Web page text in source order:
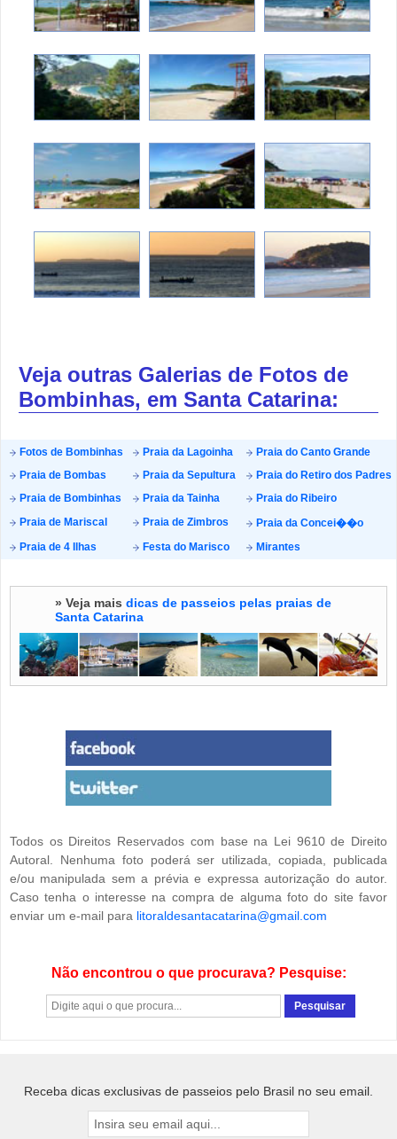
Veja outras Galerias de Fotos de
Bombinhas, em Santa Catarina:
Fotos de Bombinhas Praia da Lagoinha
Praia do Canto Grande
Praia de Bombas
Praia da Sepultura
Praia do Retiro dos Padres
Praia de Bombinhas
Praia da Tainha
Praia do Ribeiro
Praia de Mariscal
Praia de Zimbros
Praia da Concei��o
Praia de 4 Ilhas
Festa do Marisco Mirantes
» Veja mais dicas de passeios pelas praias de
Santa Catarina
Todos os Direitos Reservados com base na Lei 9610 de Direito
Autoral. Nenhuma foto poderá ser utilizada, copiada, publicada
e/ou manipulada sem a prévia e expressa autorização do autor.
Caso tenha o interesse na compra de alguma foto do site favor
enviar um e-mail para litoraldesantacatarina@gmail.com
Não encontrou o que procurava? Pesquise:
Receba dicas exclusivas de passeios pelo Brasil no seu email.